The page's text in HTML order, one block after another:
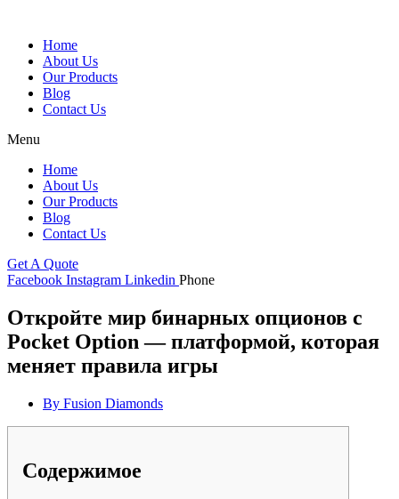
contentHome
About Us
Our Products
Blog
Contact Us
Menu
Home
About Us
Our Products
Blog
Contact Us
Get A Quote
Facebook Instagram Linkedin Phone
Откройте мир бинарных опционов с
Pocket Option — платформой, которая
меняет правила игры
By Fusion Diamonds
Содержимое